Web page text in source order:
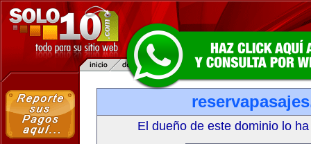
El dueño de este dominio lo